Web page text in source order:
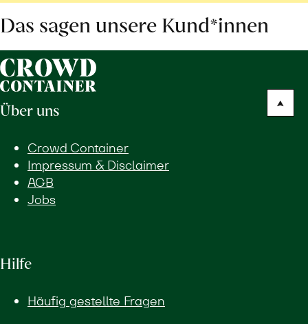
Das sagen unsere Kund*innen
Über uns
Crowd Container
Impressum & Disclaimer
AGB
Jobs
Hilfe
Häufig gestellte Fragen